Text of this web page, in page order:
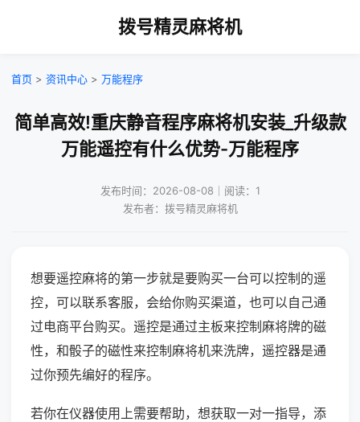
拨号精灵麻将机
首页 > 资讯中心 > 万能程序
简单高效!重庆静音程序麻将机安装_升级款
万能遥控有什么优势-万能程序
发布时间：2026-08-08｜阅读：1
发布者：拨号精灵麻将机
想要遥控麻将的第一步就是要购买一台可以控制的遥
控，可以联系客服，会给你购买渠道，也可以自己通
过电商平台购买。遥控是通过主板来控制麻将牌的磁
性，和骰子的磁性来控制麻将机来洗牌，遥控器是通
过你预先编好的程序。
若你在仪器使用上需要帮助，想获取一对一指导，添